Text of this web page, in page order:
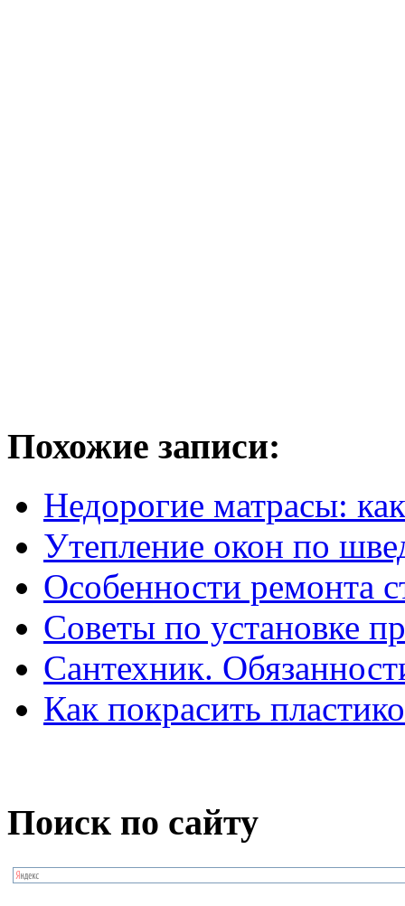
Похожие записи:
Недорогие матрасы:
Утепление окон по
Особенности ремонта
Советы по установке
Сантехник.
Как покрасить
Поиск по сайту